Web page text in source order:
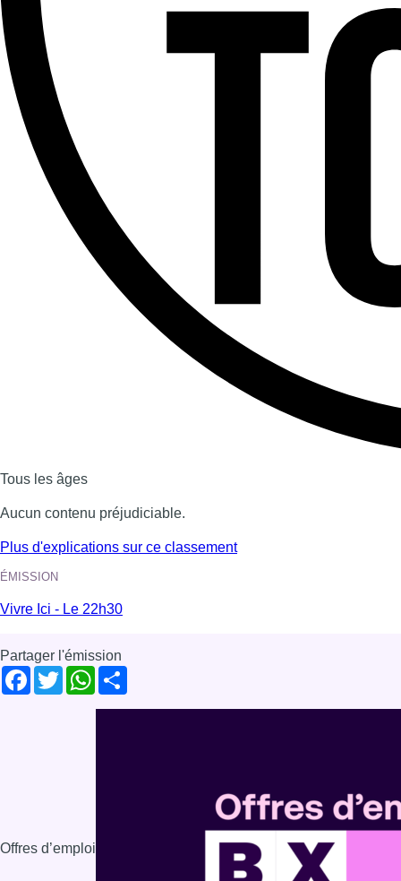
Tous les âges
Aucun contenu préjudiciable.
Plus d'explications sur ce classement
ÉMISSION
Vivre Ici - Le 22h30
Partager l'émission
Facebook
TwitterWhatsApp
Offres d’emploi